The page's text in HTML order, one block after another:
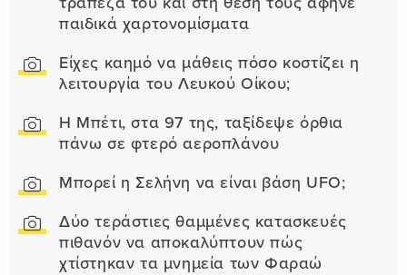
παιδικά χαρτονομίσματα
Είχες καημό να μάθεις πόσο κοστίζει η
λειτουργία του Λευκού Οίκου;
Η Μπέτι, στα 97 της, ταξίδεψε όρθια
πάνω σε φτερό αεροπλάνου
Μπορεί η Σελήνη να είναι βάση UFO;
Δύο τεράστιες θαμμένες κατασκευές
πιθανόν να αποκαλύπτουν πώς
χτίστηκαν τα μνημεία των Φαραώ